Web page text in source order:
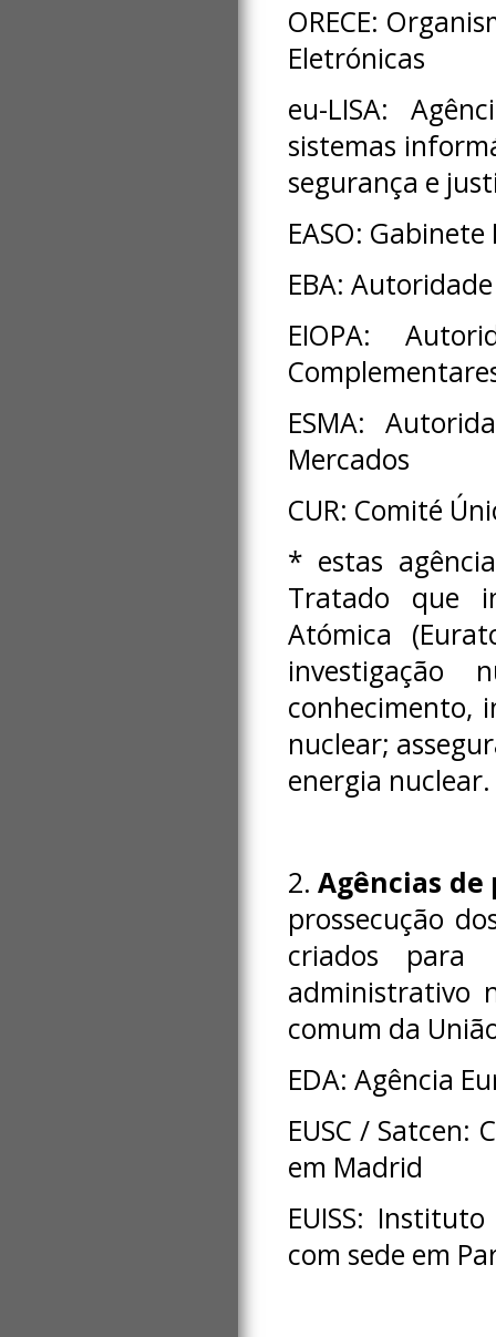
ORECE:
Eletrónicas
eu-LISA:
sistemas
segurança e
EASO:
EBA:
EIOPA:
ESMA:
Mercados
CUR: Comité
* estas
Tratado que
Atómica
investigação
conhecimento,
nuclear;
energia nuclear.
2.Agências
prossecução
criados para
administrativo
comum da
EDA: Agência
EUSC / Satcen:
em Madrid
EUISS:
com sede em